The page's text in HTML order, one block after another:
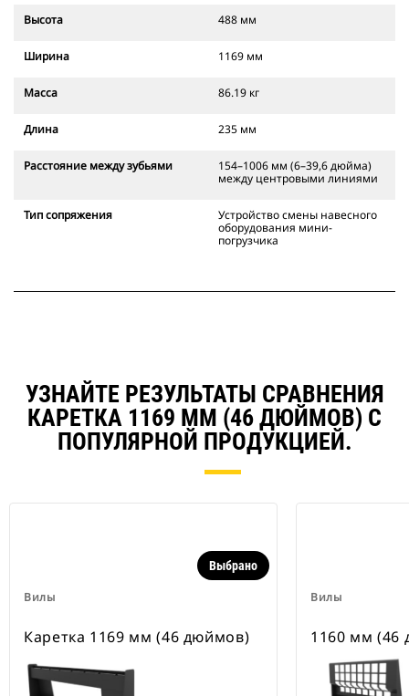
Высота 488 мм
Ширина 1169 мм
Масса 86.19 кг
Длина 235 мм
Расстояние между зубьями
154–1006 мм (6–39,6 дюйма)
между центровыми линиями
Тип сопряжения
Устройство смены навесного
оборудования мини-
погрузчика
УЗНАЙТЕ РЕЗУЛЬТАТЫ СРАВНЕНИЯ
КАРЕТКА 1169 ММ (46 ДЮЙМОВ) С
ПОПУЛЯРНОЙ ПРОДУКЦИЕЙ.
Вилы
Выбрано
Каретка 1169 мм (46 дюймов)
Вилы
1160 мм (46